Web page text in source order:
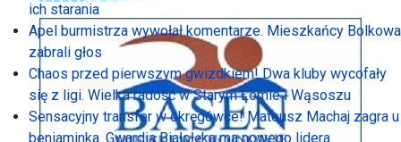
ich starania
Apel burmistrza wywołał komentarze. Mieszkańcy Bolkowa
zabrali głos
Chaos przed pierwszym gwizdkiem! Dwa kluby wycofały
się z ligi. Wielka radość w Starym Łomie i Wąsoszu
Sensacyjny transfer w okręgówce! Mateusz Machaj zagra u
beniaminka. Gwardia Białołęka ma nowego lidera